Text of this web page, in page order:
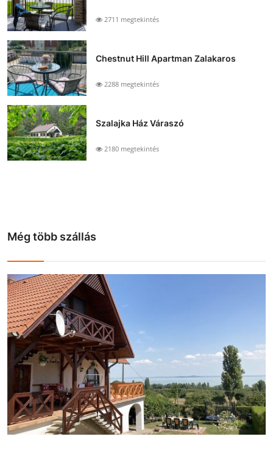
2711 megtekintés
Chestnut Hill Apartman Zalakaros
2288 megtekintés
Szalajka Ház Váraszó
2180 megtekintés
Még több szállás